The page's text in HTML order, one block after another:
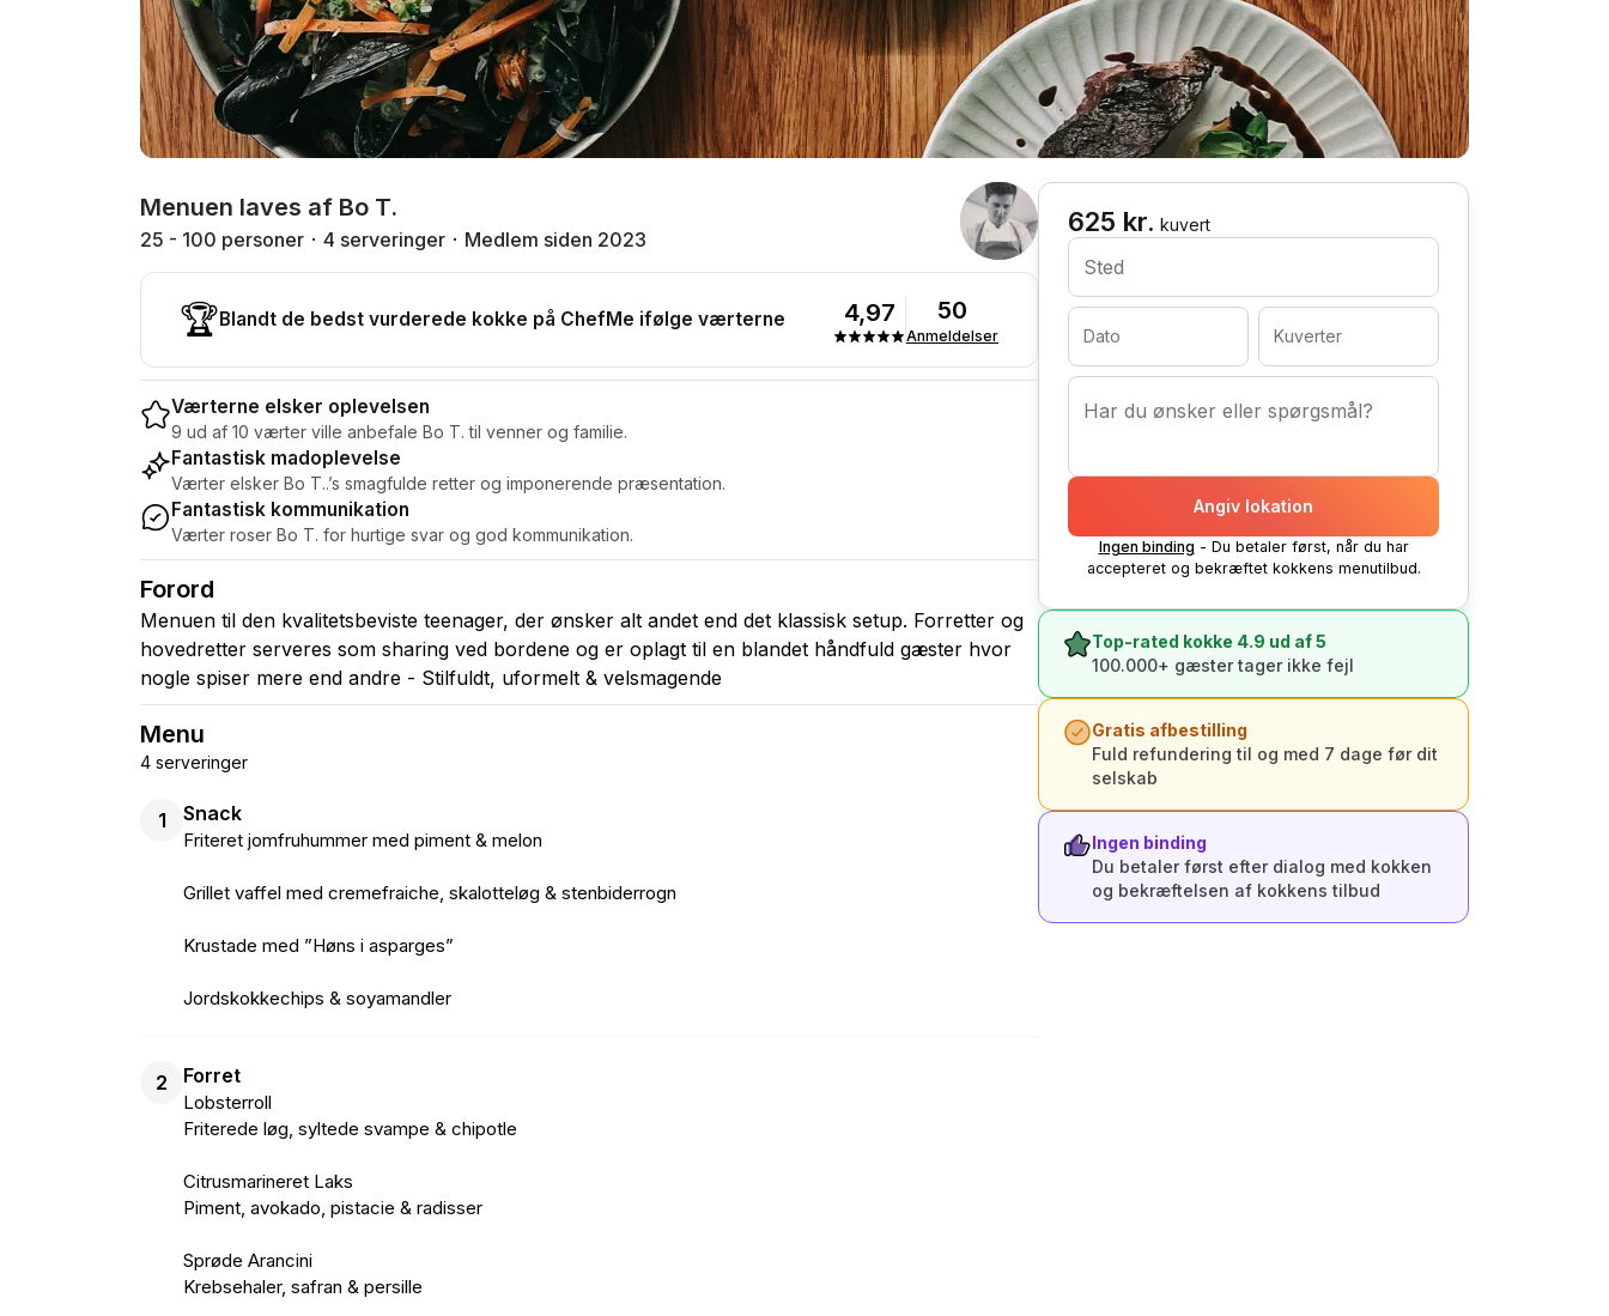
Menuen laves af Bo T.
25 - 100 personer 4 serveringer Medlem siden 2023
🏆Blandt de bedst vurderede kokke på ChefMe ifølge værterne 4,97 50
Anmeldelser
Værterne elsker oplevelsen
9 ud af 10 værter ville anbefale Bo T. til venner og familie.
Fantastisk madoplevelse
Værter elsker Bo T..’s smagfulde retter og imponerende præsentation.
Fantastisk kommunikation
Værter roser Bo T. for hurtige svar og god kommunikation.
Forord
Menuen til den kvalitetsbeviste teenager, der ønsker alt andet end det klassisk setup. Forretter og
hovedretter serveres som sharing ved bordene og er oplagt til en blandet håndfuld gæster hvor
nogle spiser mere end andre - Stilfuldt, uformelt & velsmagende
Menu
4 serveringer
1 Snack
Friteret jomfruhummer med piment & melon
Grillet vaffel med cremefraiche, skalotteløg & stenbiderrogn
Krustade med ”Høns i asparges”
Jordskokkechips & soyamandler
2 Forret
Lobsterroll
Friterede løg, syltede svampe & chipotle
Citrusmarineret Laks
Piment, avokado, pistacie & radisser
Sprøde Arancini
Krebsehaler, safran & persille
625 kr. kuvert
Sted
Dato Kuverter
Har du ønsker eller spørgsmål?
Angiv lokation
Ingen binding - Du betaler først, når du har
accepteret og bekræftet kokkens menutilbud.
Top-rated kokke 4.9 ud af 5
100.000+ gæster tager ikke fejl
Gratis afbestilling
Fuld refundering til og med 7 dage før dit
selskab
Ingen binding
Du betaler først efter dialog med kokken
og bekræftelsen af kokkens tilbud